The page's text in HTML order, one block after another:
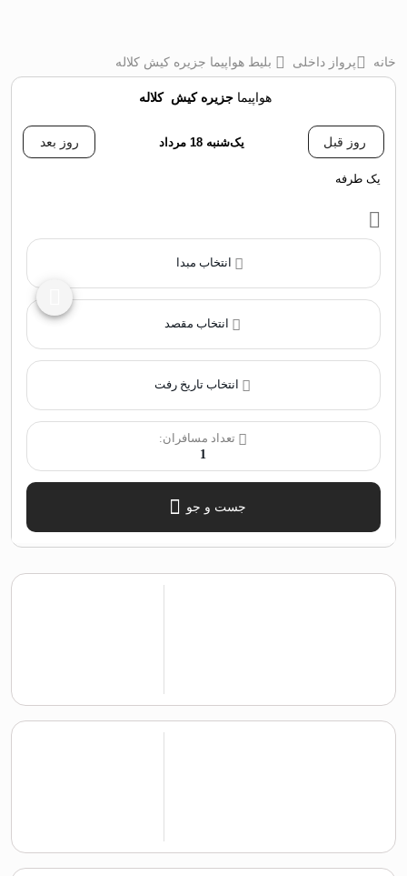
خانه پرواز داخلی بلیط هواپیما جزیره کیش کلاله
هواپیما جزیره کیش ‌کلاله
روز قبل یک‌شنبه 18 مرداد روز بعد
یک طرفه
انتخاب مبدا
انتخاب مقصد
تعداد مسافران:
1
جست و جو